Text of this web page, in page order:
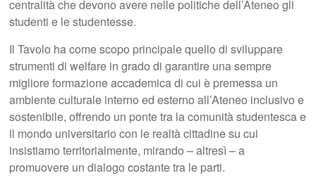
centralità che devono avere nelle politiche dell’Ateneo gli
studenti e le studentesse.
Il Tavolo ha come scopo principale quello di sviluppare
strumenti di welfare in grado di garantire una sempre
migliore formazione accademica di cui è premessa un
ambiente culturale interno ed esterno all’Ateneo inclusivo e
sostenibile, offrendo un ponte tra la comunità studentesca e
il mondo universitario con le realtà cittadine su cui
insistiamo territorialmente, mirando – altresì – a
promuovere un dialogo costante tra le parti.